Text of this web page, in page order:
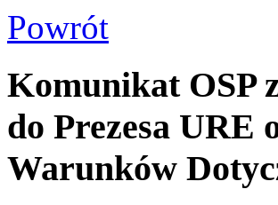
Powrót
Komunikat OSP
do Prezesa URE
Warunków